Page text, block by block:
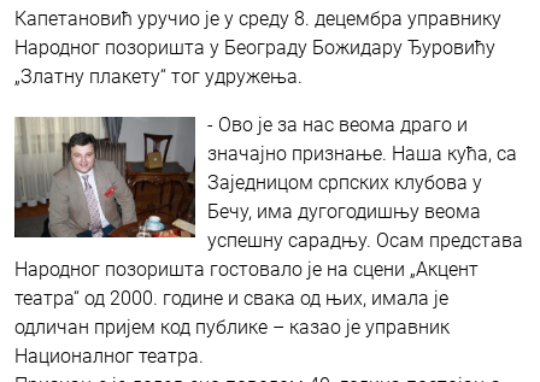
Капетановић уручио је у среду 8. децембра управнику
Народног позоришта у Београду Божидару Ђуровићу
„Златну плакету“ тог удружења.
- Ово је за нас веома драго и
значајно признање. Наша кућа, са
Заједницом српских клубова у
Бечу, има дугогодишњу веома
успешну сарадњу. Осам представа
Народног позоришта гостовало је на сцени „Акцент
театра“ од 2000. године и свака од њих, имала је
одличан пријем код публике – казао је управник
Националног театра.